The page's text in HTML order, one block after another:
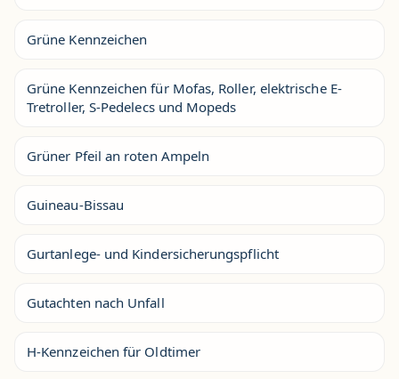
Grüne Kennzeichen
Grüne Kennzeichen für Mofas, Roller, elektrische E-
Tretroller, S-Pedelecs und Mopeds
Grüner Pfeil an roten Ampeln
Guineau-Bissau
Gurtanlege- und Kindersicherungspflicht
Gutachten nach Unfall
H-Kennzeichen für Oldtimer